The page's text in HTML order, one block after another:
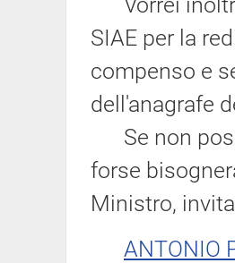
SIAE per la
compenso e
dell'anagrafe
Se non
forse
Ministro,
ANTONIO